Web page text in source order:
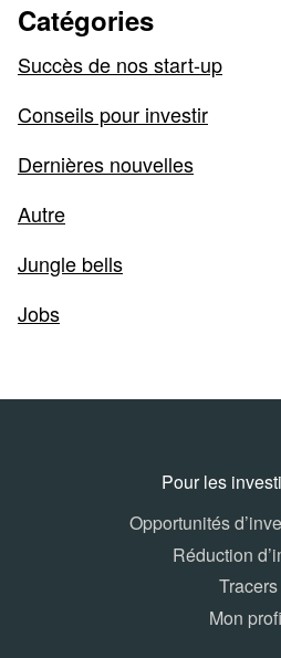
Catégories
Succès de nos start-up
Conseils pour investir
Dernières nouvelles
Autre
Jungle bells
Jobs
Pour les
Opportunités
Réduction
Tracers
Mon